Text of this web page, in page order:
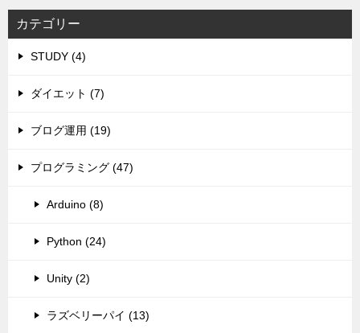
カテゴリー
STUDY (4)
ダイエット (7)
ブログ運用 (19)
プログラミング (47)
Arduino (8)
Python (24)
Unity (2)
ラズベリーパイ (13)